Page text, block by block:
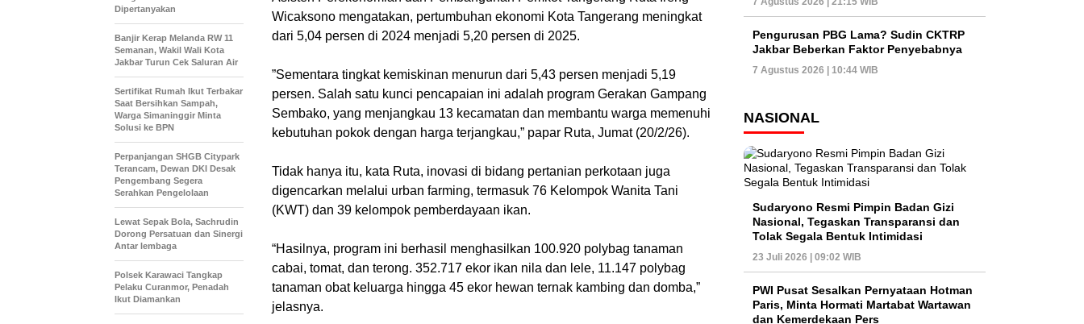
Wicaksono mengatakan, pertumbuhan ekonomi Kota Tangerang meningkat
dari 5,04 persen di 2024 menjadi 5,20 persen di 2025.
”Sementara tingkat kemiskinan menurun dari 5,43 persen menjadi 5,19
persen. Salah satu kunci pencapaian ini adalah program Gerakan Gampang
Sembako, yang menjangkau 13 kecamatan dan membantu warga memenuhi
kebutuhan pokok dengan harga terjangkau,” papar Ruta, Jumat (20/2/26).
Tidak hanya itu, kata Ruta, inovasi di bidang pertanian perkotaan juga
digencarkan melalui urban farming, termasuk 76 Kelompok Wanita Tani
(KWT) dan 39 kelompok pemberdayaan ikan.
“Hasilnya, program ini berhasil menghasilkan 100.920 polybag tanaman
cabai, tomat, dan terong. 352.717 ekor ikan nila dan lele, 11.147 polybag
tanaman obat keluarga hingga 45 ekor hewan ternak kambing dan domba,”
jelasnya.
Dipertanyakan
Banjir Kerap Melanda RW 11
Semanan, Wakil Wali Kota
Jakbar Turun Cek Saluran Air
Sertifikat Rumah Ikut Terbakar
Saat Bersihkan Sampah,
Warga Simaninggir Minta
Solusi ke BPN
Perpanjangan SHGB Citypark
Terancam, Dewan DKI Desak
Pengembang Segera
Serahkan Pengelolaan
Lewat Sepak Bola, Sachrudin
Dorong Persatuan dan Sinergi
Antar lembaga
Polsek Karawaci Tangkap
Pelaku Curanmor, Penadah
Ikut Diamankan
Pengurusan PBG Lama? Sudin CKTRP
Jakbar Beberkan Faktor Penyebabnya
7 Agustus 2026 | 10:44 WIB
NASIONAL
Sudaryono Resmi Pimpin Badan Gizi
Nasional, Tegaskan Transparansi dan
Tolak Segala Bentuk Intimidasi
23 Juli 2026 | 09:02 WIB
PWI Pusat Sesalkan Pernyataan Hotman
Paris, Minta Hormati Martabat Wartawan
dan Kemerdekaan Pers